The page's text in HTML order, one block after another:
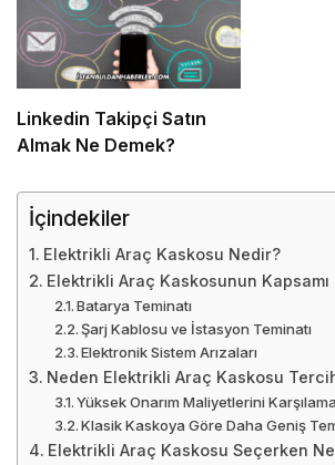
Linkedin Takipçi Satın
Almak Ne Demek?
İçindekiler
Elektrikli Araç Kaskosu Nedir?
Elektrikli Araç Kaskosunun
Batarya Teminatı
Şarj Kablosu ve İstasyon Teminatı
Elektronik Sistem Arızaları
Neden Elektrikli Araç Kaskosu
Yüksek Onarım Maliyetlerini
Klasik Kaskoya Göre Daha Geniş
Elektrikli Araç Kaskosu Seçerken